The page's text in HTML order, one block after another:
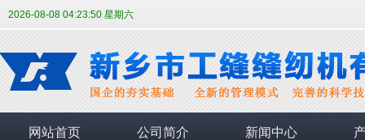
2026-08-08 04:23:51 星期六
网站首页 公司简介 新闻中心